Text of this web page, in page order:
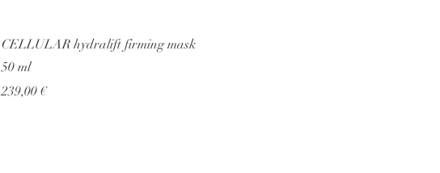
CELLULAR hydralift firming mask
50 ml
Prezzo
239,00 €